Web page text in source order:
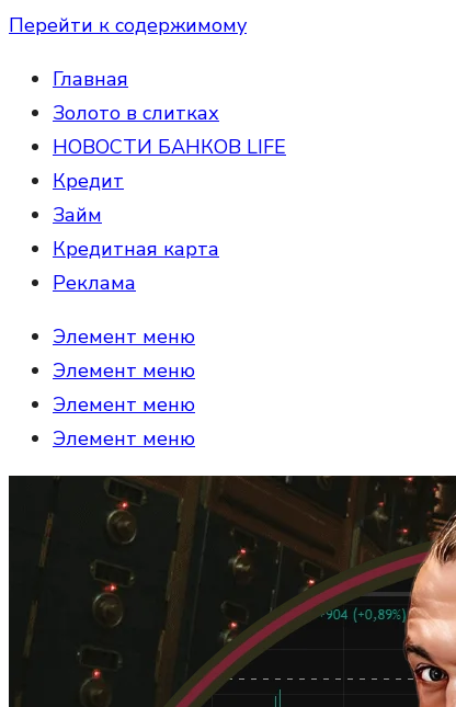
Перейти к содержимому
Главная
Золото в слитках
НОВОСТИ БАНКОВ LIFE
Кредит
Займ
Кредитная карта
Реклама
Элемент меню
Элемент меню
Элемент меню
Элемент меню